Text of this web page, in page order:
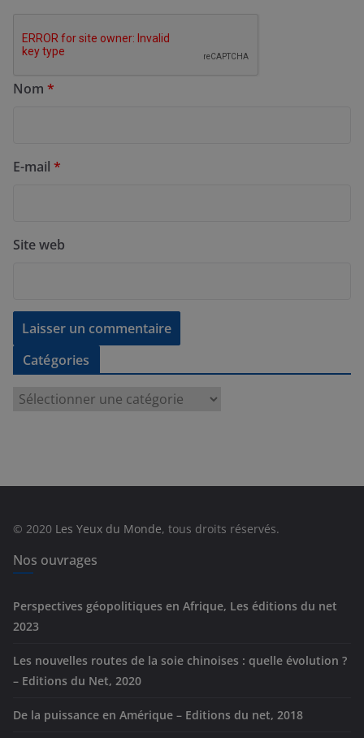
Nom *
E-mail *
Site web
Catégories
e
© 2020 Les Yeux du Monde, tous droits réservés.
Nos ouvrages
Perspectives géopolitiques en Afrique, Les éditions du net
2023
Les nouvelles routes de la soie chinoises : quelle évolution ?
– Editions du Net, 2020
De la puissance en Amérique – Editions du net, 2018